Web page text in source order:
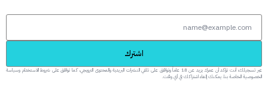
عبر تسجيلك، أنت تؤكد أن عمرك يزيد عن 18 عاماً وتوافق على تلقي النشرات البريدية والمحتوى الترويجي، كما توافق على شروط الاستخدام وسياسة
الخاصة بنا. يمكنك إلغاء اشتراكك في أي وقت.